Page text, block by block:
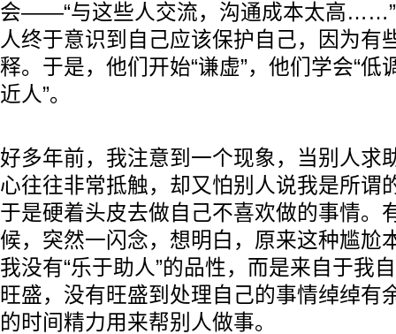
会——“与这些人交流，沟通成本太高……”
人终于意识到自己应该保护自己，因为有
释。于是，他们开始“谦虚”，他们学会“低
近人”。
好多年前，我注意到一个现象，当别人求
心往往非常抵触，却又怕别人说我是所谓
于是硬着头皮去做自己不喜欢做的事情。
候，突然一闪念，想明白，原来这种尴尬
我没有“乐于助人”的品性，而是来自于我
旺盛，没有旺盛到处理自己的事情绰绰有
的时间精力用来帮别人做事。